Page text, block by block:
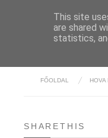
FŐOLDAL HOVA
SHARETHIS
This site
are shared
statistics,